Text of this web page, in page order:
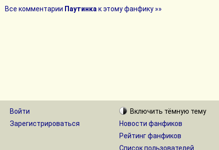
Все комментарии Паутинка к этому фанфику »»
Войти
Зарегистрироваться
Включить тёмную тему
Новости фанфиков
Рейтинг фанфиков
Список пользователей